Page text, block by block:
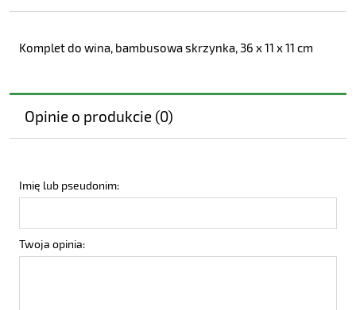
Komplet do wina, bambusowa skrzynka, 36 x 11 x 11 cm
Opinie o produkcie (0)
Imię lub pseudonim:
Twoja opinia: